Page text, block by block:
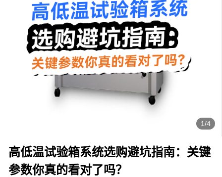
1/4
高低温试验箱系统选购避坑指南：关键
参数你真的看对了吗？